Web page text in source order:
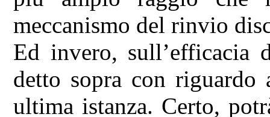
meccanismo del rinvio
Ed invero, sull’efficacia
detto sopra con
ultima istanza. Certo,